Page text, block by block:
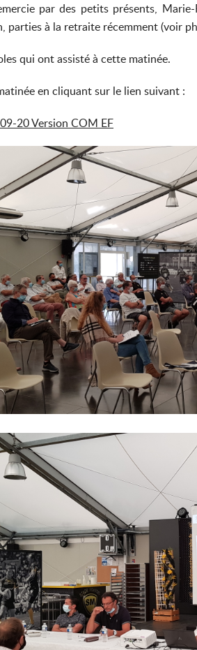
par des petits présents,
parties à la retraite récemment (voir
qui ont assisté à cette matinée.
en cliquant sur le lien suivant :
20 Version COM EF